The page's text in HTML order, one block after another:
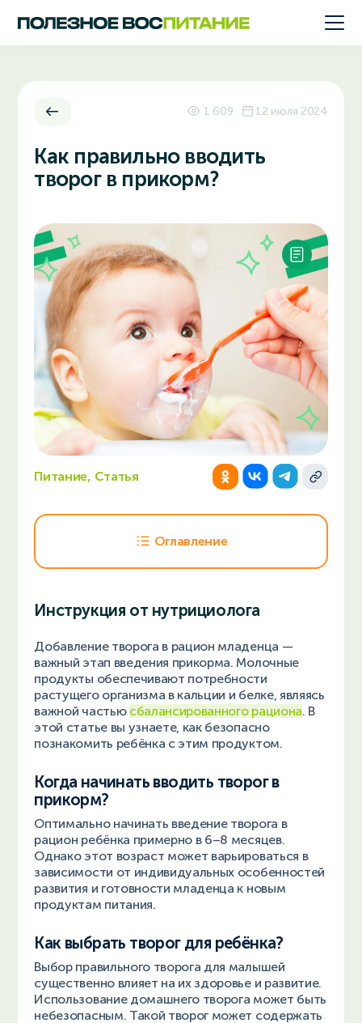
1 609 12 июля 2024
Как правильно вводить
творог в прикорм?
Питание, Статья
Оглавление
Инструкция от нутрициолога
Добавление творога в рацион младенца —
важный этап введения прикорма. Молочные
продукты обеспечивают потребности
растущего организма в кальции и белке, являясь
важной частью сбалансированного рациона. В
этой статье вы узнаете, как безопасно
познакомить ребёнка с этим продуктом.
Когда начинать вводить творог в
прикорм?
Оптимально начинать введение творога в
рацион ребёнка примерно в 6–8 месяцев.
Однако этот возраст может варьироваться в
зависимости от индивидуальных особенностей
развития и готовности младенца к новым
продуктам питания.
Как выбрать творог для ребёнка?
Выбор правильного творога для малышей
существенно влияет на их здоровье и развитие.
Использование домашнего творога может быть
небезопасным. Такой творог может содержать